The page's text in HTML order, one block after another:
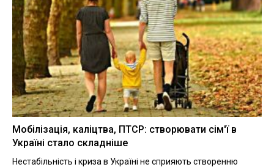
Мобілізація, каліцтва, ПТСР: створювати сім'ї в
Україні стало складніше
Нестабільність і криза в Україні не сприяють створенню